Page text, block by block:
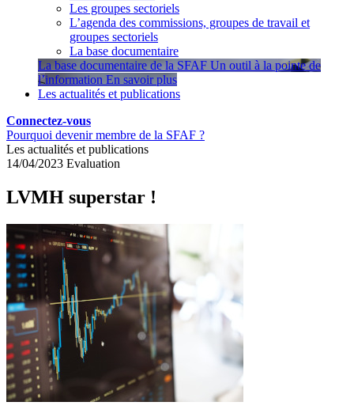
Les groupes sectoriels
L’agenda des commissions, groupes de travail et
groupes sectoriels
La base documentaire
La base documentaire de la SFAF Un outil à la pointe de
l’information En savoir plus
Les actualités et publications
Connectez-vous
Pourquoi devenir membre de la SFAF ?
Les actualités et publications
14/04/2023 Evaluation
LVMH superstar !